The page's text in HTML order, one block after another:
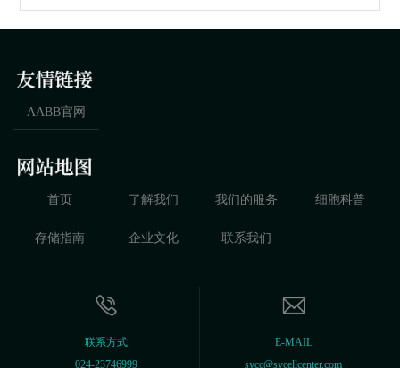
AABB官网
首页 了解我们 我们的服务 细胞科普
存储指南 企业文化 联系我们
联系方式
024-23746999
E-MAIL
sycc@sycellcenter.com